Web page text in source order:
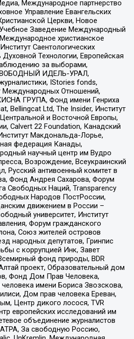
Международное партнерство
Управление Евангельских
Церкви, Новое
Заведение Международный
христианское
Саентологических
Технологии, Европейская
за выборами,
ИДЕЛЬ-УРАЛ,
IStories fonds,
Международных Отношений,
ГРУПА, Фонд имени Генриха
Bellingcat Ltd, The Insider, Институт
и Восточной Европы,
Calvert 22 Foundation, Канадский
Макдональда-Лорье,
федерация Канады,
научный центр им Вудро
Возрождение, Всеукраинский
Русский антивоенный комитет в
Фонд Андрея Сахарова, Форум
Свободных Наций, Transparеncy
Народов ПостРоссии,
движением в России –
университет, Институт
Форум гражданского
Союз жителей островов
народных депутатов, Гринпис
с коррупцией Инк, Завет
фонд природы, BDR
проект, Образовательный дом
Фонд Дом Прав Человека,
имени Бориса Звозскова,
Дом прав человека Ереван,
Центр дикого лосося, TVR
европейских исследований им
объединение журналистов
За свободную Россию,